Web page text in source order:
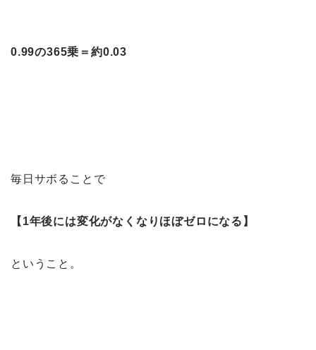
0.99の365乗＝約0.03
毎日サボることで
【1年後には変化がなくなりほぼゼロになる】
ということ。